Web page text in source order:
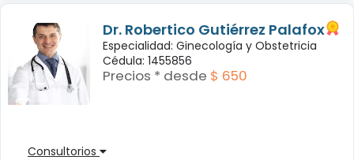
Dr. Robertico Gutiérrez Palafox
Especialidad: Ginecología y Obstetricia
Cédula: 1455856
Precios * desde $ 650
Consultorios